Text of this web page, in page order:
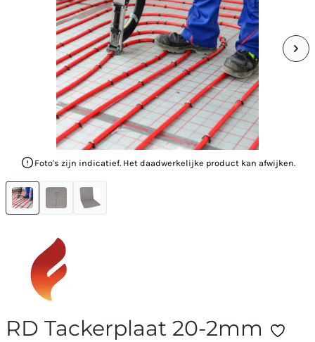
Foto's zijn indicatief. Het daadwerkelijke product kan afwijken.
RD Tackerplaat 20-2mm